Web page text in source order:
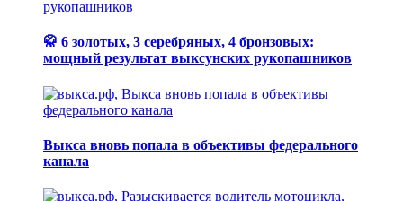
🥋 6 золотых, 3 серебряных, 4 бронзовых:
мощный результат выксунских рукопашников
Выкса вновь попала в объективы федерального
канала